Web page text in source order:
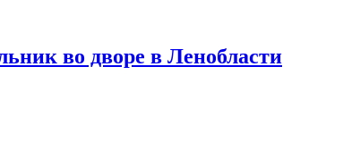
во дворе в Ленобласти